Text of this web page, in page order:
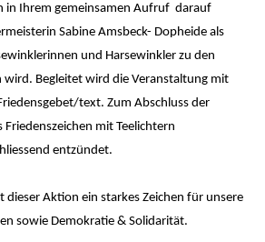
in Ihrem gemeinsamen Aufruf darauf
Sabine Amsbeck- Dopheide als
und Harsewinkler zu den
wird. Begleitet wird die Veranstaltung mit
text. Zum Abschluss der
mit Teelichtern
entzündet.
dieser Aktion ein starkes Zeichen für unsere
sowie Demokratie & Solidarität.